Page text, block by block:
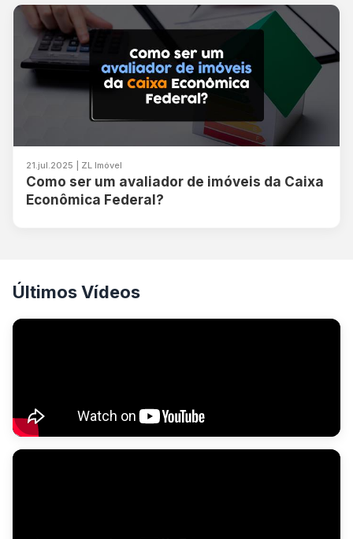
21.jul.2025 | ZL Imóvel
Como ser um avaliador de imóveis da Caixa
Econômica Federal?
Últimos Vídeos